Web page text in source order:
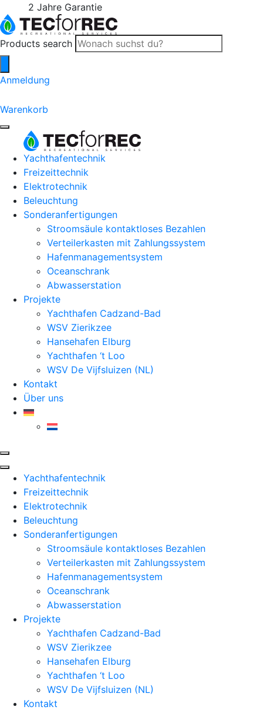
2 Jahre Garantie
Products search
Anmeldung
Warenkorb
Yachthafentechnik
Freizeittechnik
Elektrotechnik
Beleuchtung
Sonderanfertigungen
Stroomsäule kontaktloses Bezahlen
Verteilerkasten mit Zahlungssystem
Hafenmanagementsystem
Oceanschrank
Abwasserstation
Projekte
Yachthafen Cadzand-Bad
WSV Zierikzee
Hansehafen Elburg
Yachthafen ‘t Loo
WSV De Vijfsluizen (NL)
Kontakt
Über uns
Yachthafentechnik
Freizeittechnik
Elektrotechnik
Beleuchtung
Sonderanfertigungen
Stroomsäule kontaktloses Bezahlen
Verteilerkasten mit Zahlungssystem
Hafenmanagementsystem
Oceanschrank
Abwasserstation
Projekte
Yachthafen Cadzand-Bad
WSV Zierikzee
Hansehafen Elburg
Yachthafen ‘t Loo
WSV De Vijfsluizen (NL)
Kontakt